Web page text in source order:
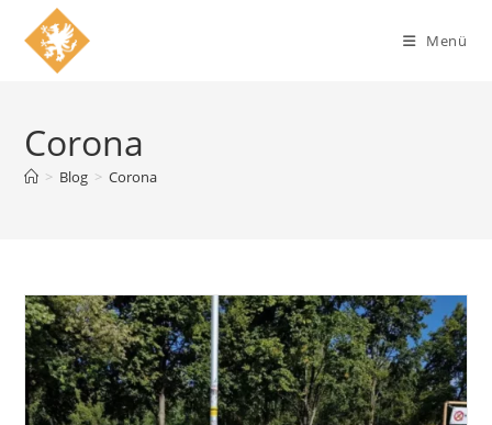
Inhalt
springen
Menü
Corona
> Blog > Corona